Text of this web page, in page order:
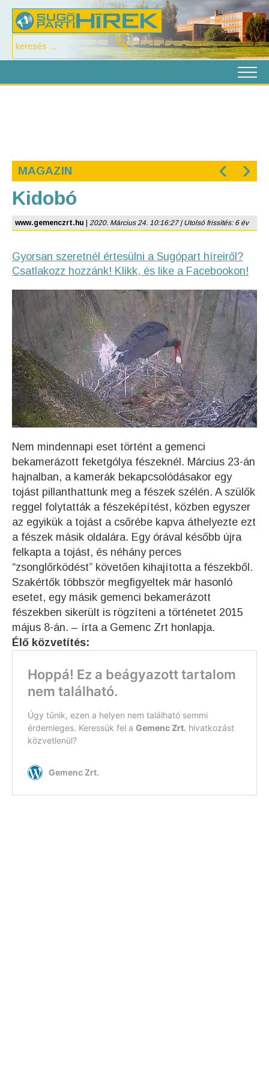
MAGAZIN ‹ ›
Kidobó
www.gemenczrt.hu 2020. Március 24. 10:16:27 | Utolsó frissítés: 6 év
Gyorsan szeretnél értesülni a Sugópart híreiről?
Csatlakozz hozzánk! Klikk, és like a Facebookon!
Nem mindennapi eset történt a gemenci
bekamerázott feketgólya fészeknél. Március 23-án
hajnalban, a kamerák bekapcsolódásakor egy
tojást pillanthattunk meg a fészek szélén. A szülők
reggel folytatták a fészeképítést, közben egyszer
az egyikük a tojást a csőrébe kapva áthelyezte ezt
a fészek másik oldalára. Egy órával később újra
felkapta a tojást, és néhány perces
“zsonglőrködést” követően kihajította a fészekből.
Szakértők többször megfigyeltek már hasonló
esetet, egy másik gemenci bekamerázott
fészekben sikerült is rögzíteni a történetet 2015
május 8-án. – írta a Gemenc Zrt honlapja.
Élő közvetítés: